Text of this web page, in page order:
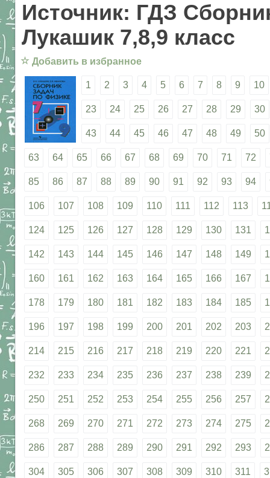
Источник: ГДЗ
Лукашик 7,8,9 класс
☆ Добавить в избранное
1 2 3 4 5 6 7 8 9 10
23 24 25 26 27 28 29 30
43 44 45 46 47 48 49 50
63 64 65 66 67 68 69 70 71 72
85 86 87 88 89 90 91 92 93 94
106 107 108 109 110 111 112 113
124 125 126 127 128 129 130 131
142 143 144 145 146 147 148 149
160 161 162 163 164 165 166 167
178 179 180 181 182 183 184 185
196 197 198 199 200 201 202 203
214 215 216 217 218 219 220 221
232 233 234 235 236 237 238 239
250 251 252 253 254 255 256 257
268 269 270 271 272 273 274 275
286 287 288 289 290 291 292 293
304 305 306 307 308 309 310 311